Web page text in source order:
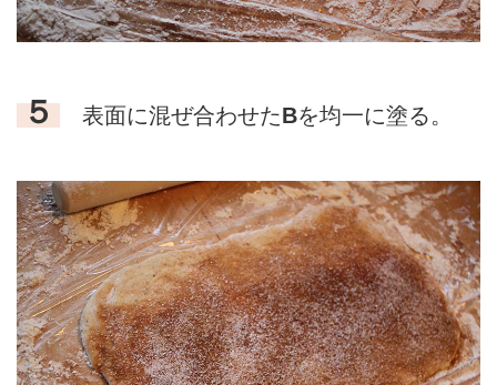
５ 表面に混ぜ合わせたBを均一に塗る。